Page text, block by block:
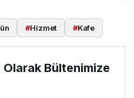
#Hizmet #Kafe
Bültenimize